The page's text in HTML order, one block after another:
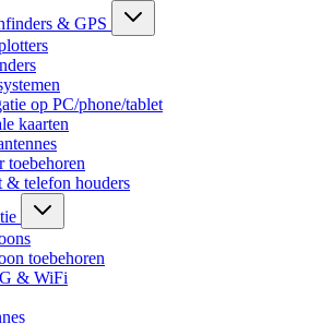
& GPS
op PC/phone/tablet
kaarten
toebehoren
& telefon houders
toebehoren
& WiFi